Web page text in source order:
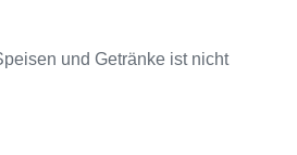
und Getränke ist nicht